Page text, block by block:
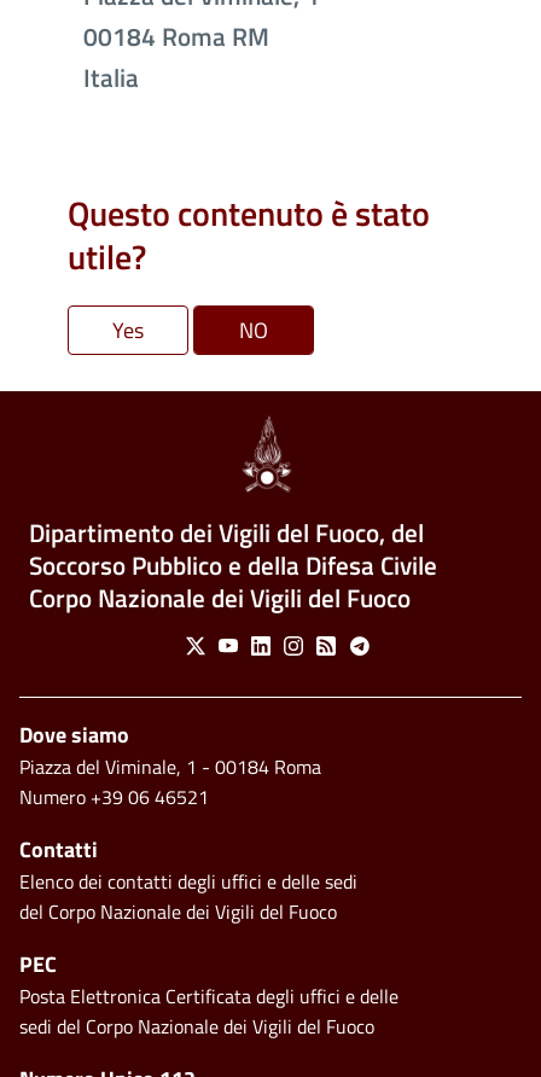
00184 Roma RM
Italia
Questo contenuto è stato
utile?
Dipartimento dei Vigili del Fuoco, del
Soccorso Pubblico e della Difesa Civile
Corpo Nazionale dei Vigili del Fuoco
Social Menu
X YoutubeLinkedinInstagram
Feed Telegram
Footer
Dove siamo
Piazza del Viminale, 1 - 00184 Roma
Numero +39 06 46521
Contatti
Elenco dei contatti degli uffici e delle sedi
del Corpo Nazionale dei Vigili del Fuoco
PEC
Posta Elettronica Certificata degli uffici e delle
sedi del Corpo Nazionale dei Vigili del Fuoco